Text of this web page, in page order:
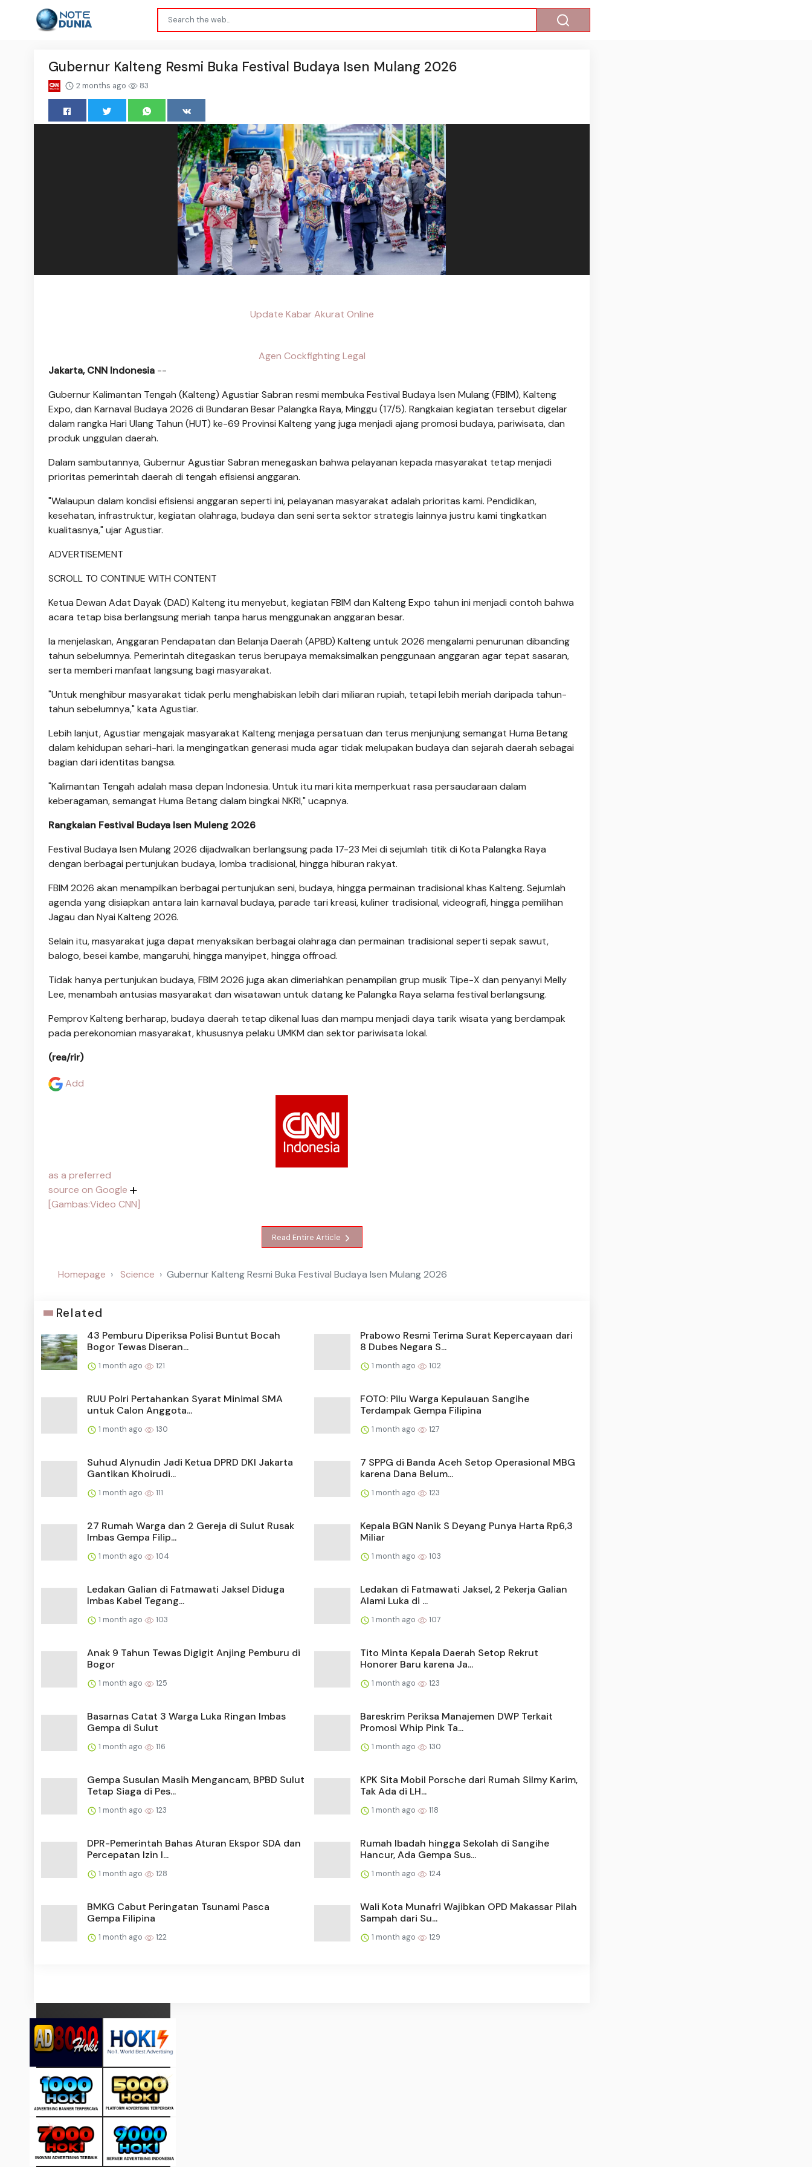
Gubernur Kalteng Resmi Buka Festival Budaya Isen Mulang 2026
2 months ago 83
Update Kabar Akurat Online
Agen Cockfighting Legal
Jakarta, CNN Indonesia --
Gubernur Kalimantan Tengah (Kalteng) Agustiar Sabran resmi membuka Festival Budaya Isen Mulang (FBIM), Kalteng
Expo, dan Karnaval Budaya 2026 di Bundaran Besar Palangka Raya, Minggu (17/5). Rangkaian kegiatan tersebut digelar
dalam rangka Hari Ulang Tahun (HUT) ke-69 Provinsi Kalteng yang juga menjadi ajang promosi budaya, pariwisata, dan
produk unggulan daerah.
Dalam sambutannya, Gubernur Agustiar Sabran menegaskan bahwa pelayanan kepada masyarakat tetap menjadi
prioritas pemerintah daerah di tengah efisiensi anggaran.
"Walaupun dalam kondisi efisiensi anggaran seperti ini, pelayanan masyarakat adalah prioritas kami. Pendidikan,
kesehatan, infrastruktur, kegiatan olahraga, budaya dan seni serta sektor strategis lainnya justru kami tingkatkan
kualitasnya," ujar Agustiar.
ADVERTISEMENT
SCROLL TO CONTINUE WITH CONTENT
Ketua Dewan Adat Dayak (DAD) Kalteng itu menyebut, kegiatan FBIM dan Kalteng Expo tahun ini menjadi contoh bahwa
acara tetap bisa berlangsung meriah tanpa harus menggunakan anggaran besar.
Ia menjelaskan, Anggaran Pendapatan dan Belanja Daerah (APBD) Kalteng untuk 2026 mengalami penurunan dibanding
tahun sebelumnya. Pemerintah ditegaskan terus berupaya memaksimalkan penggunaan anggaran agar tepat sasaran,
serta memberi manfaat langsung bagi masyarakat.
"Untuk menghibur masyarakat tidak perlu menghabiskan lebih dari miliaran rupiah, tetapi lebih meriah daripada tahun-
tahun sebelumnya," kata Agustiar.
Lebih lanjut, Agustiar mengajak masyarakat Kalteng menjaga persatuan dan terus menjunjung semangat Huma Betang
dalam kehidupan sehari-hari. Ia mengingatkan generasi muda agar tidak melupakan budaya dan sejarah daerah sebagai
bagian dari identitas bangsa.
"Kalimantan Tengah adalah masa depan Indonesia. Untuk itu mari kita memperkuat rasa persaudaraan dalam
keberagaman, semangat Huma Betang dalam bingkai NKRI," ucapnya.
Rangkaian Festival Budaya Isen Muleng 2026
Festival Budaya Isen Mulang 2026 dijadwalkan berlangsung pada 17-23 Mei di sejumlah titik di Kota Palangka Raya
dengan berbagai pertunjukan budaya, lomba tradisional, hingga hiburan rakyat.
FBIM 2026 akan menampilkan berbagai pertunjukan seni, budaya, hingga permainan tradisional khas Kalteng. Sejumlah
agenda yang disiapkan antara lain karnaval budaya, parade tari kreasi, kuliner tradisional, videografi, hingga pemilihan
Jagau dan Nyai Kalteng 2026.
Selain itu, masyarakat juga dapat menyaksikan berbagai olahraga dan permainan tradisional seperti sepak sawut,
balogo, besei kambe, mangaruhi, hingga manyipet, hingga offroad.
Tidak hanya pertunjukan budaya, FBIM 2026 juga akan dimeriahkan penampilan grup musik Tipe-X dan penyanyi Melly
Lee, menambah antusias masyarakat dan wisatawan untuk datang ke Palangka Raya selama festival berlangsung.
Pemprov Kalteng berharap, budaya daerah tetap dikenal luas dan mampu menjadi daya tarik wisata yang berdampak
pada perekonomian masyarakat, khususnya pelaku UMKM dan sektor pariwisata lokal.
(rea/rir)
Add
as a preferred
source on Google
[Gambas:Video CNN]
Read Entire Article
Homepage Science Gubernur Kalteng Resmi Buka Festival Budaya Isen Mulang 2026
Related
43 Pemburu Diperiksa Polisi Buntut Bocah
Bogor Tewas Diseran...
1 month ago 121
Prabowo Resmi Terima Surat Kepercayaan dari
8 Dubes Negara S...
1 month ago 102
RUU Polri Pertahankan Syarat Minimal SMA
untuk Calon Anggota...
1 month ago 130
FOTO: Pilu Warga Kepulauan Sangihe
Terdampak Gempa Filipina
1 month ago 127
Suhud Alynudin Jadi Ketua DPRD DKI Jakarta
Gantikan Khoirudi...
1 month ago 111
7 SPPG di Banda Aceh Setop Operasional MBG
karena Dana Belum...
1 month ago 123
27 Rumah Warga dan 2 Gereja di Sulut Rusak
Imbas Gempa Filip...
1 month ago 104
Kepala BGN Nanik S Deyang Punya Harta Rp6,3
Miliar
1 month ago 103
Ledakan Galian di Fatmawati Jaksel Diduga
Imbas Kabel Tegang...
1 month ago 103
Ledakan di Fatmawati Jaksel, 2 Pekerja Galian
Alami Luka di ...
1 month ago 107
Anak 9 Tahun Tewas Digigit Anjing Pemburu di
Bogor
1 month ago 125
Tito Minta Kepala Daerah Setop Rekrut
Honorer Baru karena Ja...
1 month ago 123
Basarnas Catat 3 Warga Luka Ringan Imbas
Gempa di Sulut
1 month ago 116
Bareskrim Periksa Manajemen DWP Terkait
Promosi Whip Pink Ta...
1 month ago 130
Gempa Susulan Masih Mengancam, BPBD Sulut
Tetap Siaga di Pes...
1 month ago 123
KPK Sita Mobil Porsche dari Rumah Silmy Karim,
Tak Ada di LH...
1 month ago 118
DPR-Pemerintah Bahas Aturan Ekspor SDA dan
Percepatan Izin I...
1 month ago 128
Rumah Ibadah hingga Sekolah di Sangihe
Hancur, Ada Gempa Sus...
1 month ago 124
BMKG Cabut Peringatan Tsunami Pasca
Gempa Filipina
1 month ago 122
Wali Kota Munafri Wajibkan OPD Makassar Pilah
Sampah dari Su...
1 month ago 129